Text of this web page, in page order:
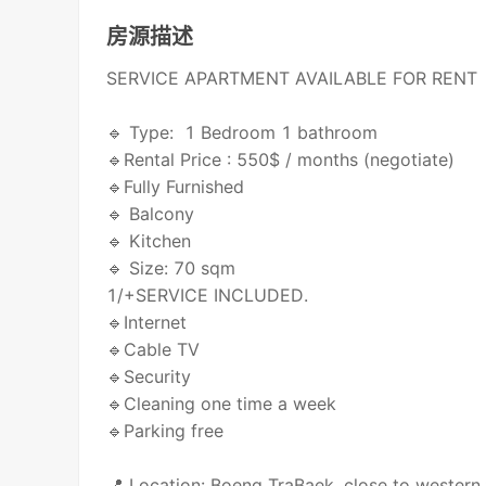
房源描述
SERVICE APARTMENT AVAILABLE FOR RENT
🔹 Type: 1 Bedroom 1 bathroom
🔹Rental Price : 550$ / months (negotiate)
🔹Fully Furnished
🔹 Balcony
🔹 Kitchen
🔹 Size: 70 sqm
1/+SERVICE INCLUDED.
🔹Internet
🔹Cable TV
🔹Security
🔹Cleaning one time a week
🔹Parking free